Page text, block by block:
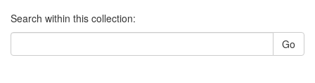
Search within this collection:
Go